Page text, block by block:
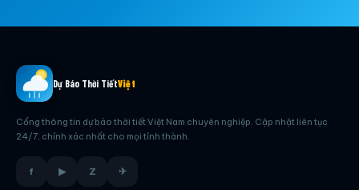
Dự Báo Thời TiếtViệt
Cổng thông tin dự báo thời tiết Việt Nam chuyên nghiệp. Cập nhật liên tục
24/7, chính xác nhất cho mọi tỉnh thành.
f ▶ Z ✈